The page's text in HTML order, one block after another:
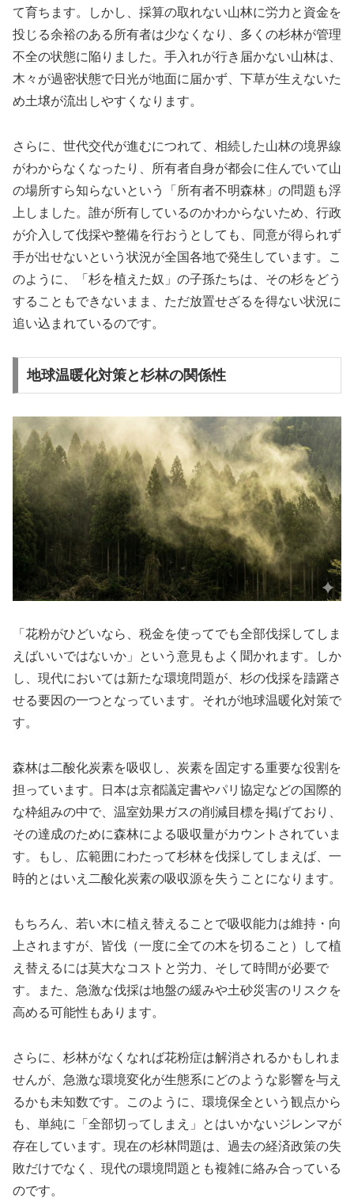
て育ちます。しかし、採算の取れない山林に労力と資金を
投じる余裕のある所有者は少なくなり、多くの杉林が管理
不全の状態に陥りました。手入れが行き届かない山林は、
木々が過密状態で日光が地面に届かず、下草が生えないた
め土壌が流出しやすくなります。
さらに、世代交代が進むにつれて、相続した山林の境界線
がわからなくなったり、所有者自身が都会に住んでいて山
の場所すら知らないという「所有者不明森林」の問題も浮
上しました。誰が所有しているのかわからないため、行政
が介入して伐採や整備を行おうとしても、同意が得られず
手が出せないという状況が全国各地で発生しています。こ
のように、「杉を植えた奴」の子孫たちは、その杉をどう
することもできないまま、ただ放置せざるを得ない状況に
追い込まれているのです。
地球温暖化対策と杉林の関係性
「花粉がひどいなら、税金を使ってでも全部伐採してしま
えばいいではないか」という意見もよく聞かれます。しか
し、現代においては新たな環境問題が、杉の伐採を躊躇さ
せる要因の一つとなっています。それが地球温暖化対策で
す。
森林は二酸化炭素を吸収し、炭素を固定する重要な役割を
担っています。日本は京都議定書やパリ協定などの国際的
な枠組みの中で、温室効果ガスの削減目標を掲げており、
その達成のために森林による吸収量がカウントされていま
す。もし、広範囲にわたって杉林を伐採してしまえば、一
時的とはいえ二酸化炭素の吸収源を失うことになります。
もちろん、若い木に植え替えることで吸収能力は維持・向
上されますが、皆伐（一度に全ての木を切ること）して植
え替えるには莫大なコストと労力、そして時間が必要で
す。また、急激な伐採は地盤の緩みや土砂災害のリスクを
高める可能性もあります。
さらに、杉林がなくなれば花粉症は解消されるかもしれま
せんが、急激な環境変化が生態系にどのような影響を与え
るかも未知数です。このように、環境保全という観点から
も、単純に「全部切ってしまえ」とはいかないジレンマが
存在しています。現在の杉林問題は、過去の経済政策の失
敗だけでなく、現代の環境問題とも複雑に絡み合っている
のです。